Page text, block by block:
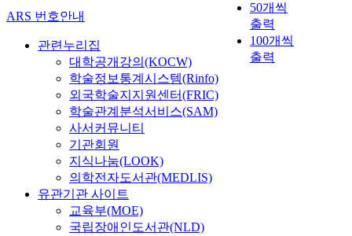
50개씩
출력
100개씩
출력
ARS 번호안내
관련누리집
대학공개강의(KOCW)
학술정보통계시스템(Rinfo)
외국학술지지원센터(FRIC)
학술관계분석서비스(SAM)
사서커뮤니티
기관회원
지식나눔(LOOK)
의학전자도서관(MEDLIS)
유관기관 사이트
교육부(MOE)
국립장애인도서관(NLD)